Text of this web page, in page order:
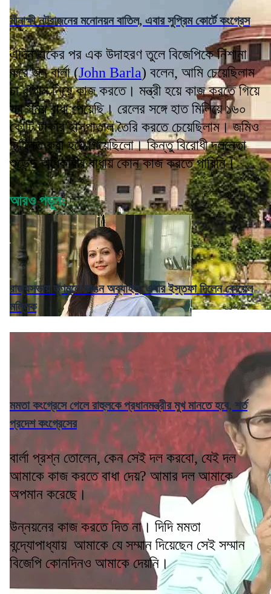
মীনাক্ষী নটরাজনের মনোনয়ন বাতিল, এবার সুপ্রিম কোর্টে কংগ্রেস
এদিন একের পর এক উদাহরণ তুলে বিজেপিকে নিশানা
করে জন বার্লা (John Barla) বলেন, আমি চেয়েছিলাম
চা বাগান নিয়ে কাজ করতে। মন্ত্রী হয়ে কাজ করতে গিয়ে
সব সময় বাধা পেয়েছি। রেলের সঙ্গে হাত মিলিয়ে ১৬০
কোটি টাকার হাসপাতাল তৈরি করতে চেয়েছিলাম। জমিও
চিহ্নিত করা হয়ে গিয়েছিলো। কিন্তু বিরোধী দলনেতা
শুভেন্দু অধিকারীর বাধায় কোন কাজ করতে পারিনি।
আরও পড়ুন:
রাজ্যসভায় তৃণমূলে ভাঙন অব্যাহত, এবার ইস্তফা দিলেন কোয়েল
মল্লিক
মমতা কংগ্রেসে গেলে রাহুলকে প্রধানমন্ত্রীর মুখ মানতে হবে, শর্ত
প্রদেশ কংগ্রেসের
বার্লা প্রশ্ন তোলেন, কেন সেই দল করবো, যেই দল
আমাকে কাজ করতে বাধা দেয়? আমার দল আমাকে
অপমান করেছে।
উন্নয়নের কাজ করতে দিত না। দিদি মমতা
বন্দ্যোপাধ্যায় আমাকে যে সম্মান দিয়েছেন সেই সম্মান
বিজেপি কোনদিনও আমাকে দেয়নি।